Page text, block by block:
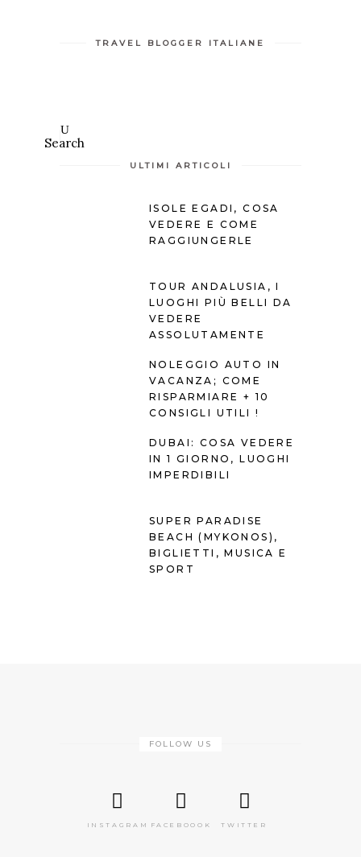
TRAVEL BLOGGER ITALIANE
Search
ULTIMI ARTICOLI
ISOLE EGADI, COSA
VEDERE E COME
RAGGIUNGERLE
TOUR ANDALUSIA, I
LUOGHI PIÙ BELLI DA
VEDERE
ASSOLUTAMENTE
NOLEGGIO AUTO IN
VACANZA; COME
RISPARMIARE + 10
CONSIGLI UTILI !
DUBAI: COSA VEDERE
IN 1 GIORNO, LUOGHI
IMPERDIBILI
SUPER PARADISE
BEACH (MYKONOS),
BIGLIETTI, MUSICA E
SPORT
FOLLOW US
INSTAGRAM FACEBOOOK TWITTER